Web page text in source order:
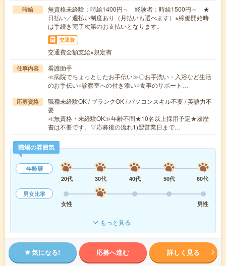
時給
無資格未経験：時給1400円～ 経験者：時給1500円～ ★
日払い／週払い制度あり（月払いも選べます）※稼働開始時
は手続き完了次第のお支払いとなります。
交通費
交通費全額支給※規定有
仕事内容
看護助手
≪病院でちょっとしたお手伝い≫〇お手洗い・入浴など生活
のお手伝い○診察室への付き添い○食事のサポート…
応募資格
職種未経験OK / ブランクOK / パソコンスキル不要 / 英語力不
要
≪無資格・未経験OK≫年齢不問★10名以上採用予定★履歴
書は不要です。▽応募後の流れ1)翌営業日まで…
職場の雰囲気
年齢層
20代
30代 40代 50代
60代
男女比率
女性
男性
もっと見る
気になる! 応募へ進む 詳しく見る